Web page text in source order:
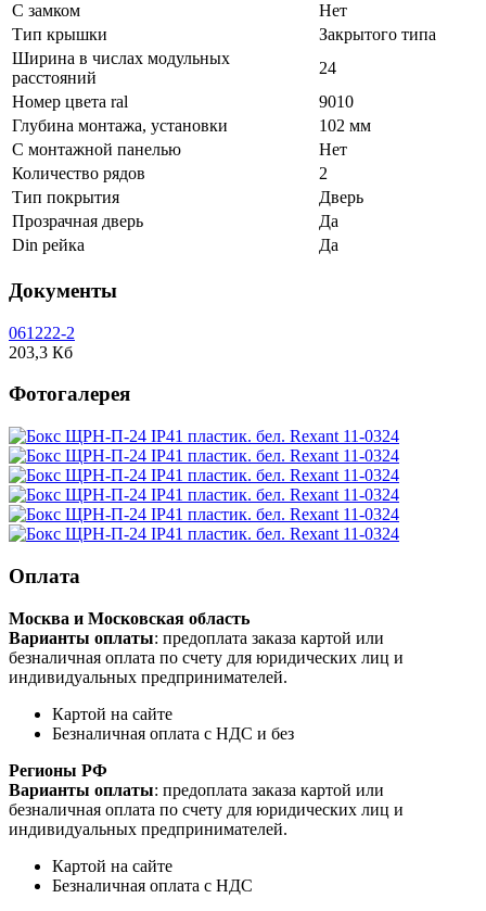
С замком
Нет
Тип крышки
Закрытого типа
Ширина в числах модульных
расстояний
24
Номер цвета ral
9010
Глубина монтажа, установки
102 мм
С монтажной панелью
Нет
Количество рядов
2
Тип покрытия
Дверь
Прозрачная дверь
Да
Din рейка
Да
Документы
061222-2
203,3 Кб
Фотогалерея
Оплата
Москва и Московская область
Варианты оплаты: предоплата заказа картой или
безналичная оплата по счету для юридических лиц и
индивидуальных предпринимателей.
Картой на сайте
Безналичная оплата с НДС и без
Регионы РФ
Варианты оплаты: предоплата заказа картой или
безналичная оплата по счету для юридических лиц и
индивидуальных предпринимателей.
Картой на сайте
Безналичная оплата с НДС